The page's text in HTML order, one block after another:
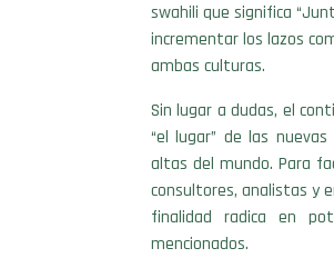
swahili que significa
incrementar los lazos
ambas culturas.
Sin lugar a dudas, el
“el lugar” de las
altas del mundo. Para
consultores, analistas y
finalidad radica en
mencionados.